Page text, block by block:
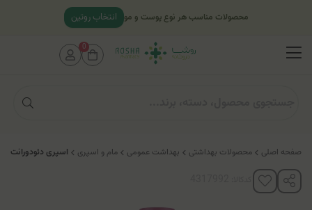
صفحه اصلی محصولات بهداشتی بهداشت عمومی مام و اسپری اسپری دئودورانت
محصولات مناسب هر نوع پوست و مو انتخاب روتین
0